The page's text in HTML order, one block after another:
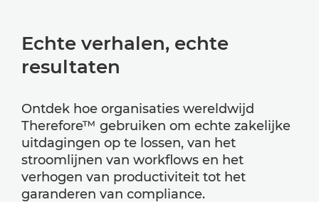
Echte verhalen, echte
resultaten
Ontdek hoe organisaties wereldwijd
Therefore™ gebruiken om echte zakelijke
uitdagingen op te lossen, van het
stroomlijnen van workflows en het
verhogen van productiviteit tot het
garanderen van compliance.